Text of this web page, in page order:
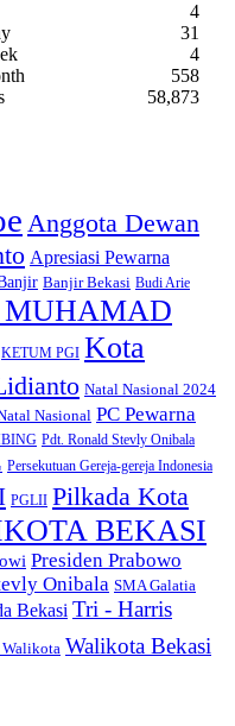
4
31
4
558
58,873
Anggota Dewan
Apresiasi Pewarna
Banjir Bekasi Budi Arie
KETUM PGI Kota
Natal Nasional 2024
Nasional PC Pewarna
Pdt. Ronald Stevly Onibala
Persekutuan Gereja-gereja Indonesia
PGLII Pilkada Kota
BEKASI
Presiden Prabowo
Onibala SMA Galatia
Bekasi Tri - Harris
Walikota Bekasi